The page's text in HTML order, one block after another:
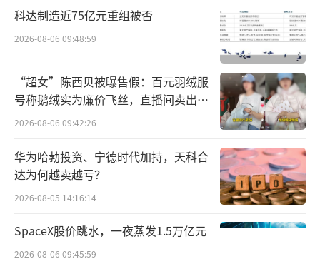
电商业务收入18.17亿元，同比增加45%，
占比31.8%，首次超越成人服装成为第二大收
入来源。线上专供品占比超30%，如“千行1.
0”碳板跑鞋定价仅379元，下探大众市场。
国际业务全球化提速，跨境电商增94%。
国际业务收入8760万元，同比增加19.7%，海
外网点1357个；跨境电商销售额同比增94%，
东南亚市场（Shopee、Lazada）增速超6
科达制造近75亿元重组被否
2026-08-06 09:48:59
“超女”陈西贝被曝售假：百元羽绒服
号称鹅绒实为廉价飞丝，直播间卖出超
百万元
2026-08-06 09:42:26
华为哈勃投资、宁德时代加持，天科合
达为何越卖越亏？
2026-08-05 14:16:14
SpaceX股价跳水，一夜蒸发1.5万亿元
2026-08-06 09:45:59